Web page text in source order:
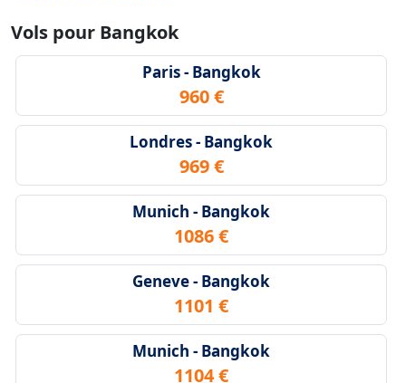
Vols pour Bangkok
Paris - Bangkok
960 €
Londres - Bangkok
969 €
Munich - Bangkok
1086 €
Geneve - Bangkok
1101 €
Munich - Bangkok
1104 €